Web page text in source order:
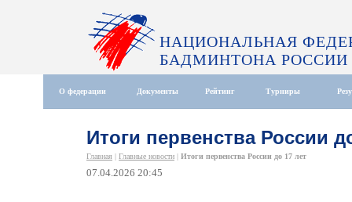
НАЦИОНАЛЬНАЯ
БАДМИНТОНА РОССИИ
О федерации Документы Рейтинг Турниры
Итоги первенства России
Главная | Главные новости | Итоги первенства России до 17 лет
07.04.2026 20:45